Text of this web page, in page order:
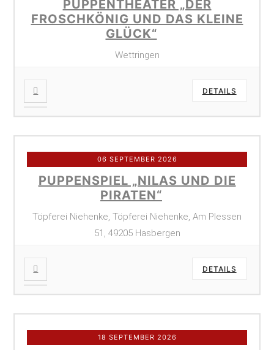
PUPPENTHEATER „DER
FROSCHKÖNIG UND DAS KLEINE
GLÜCK“
Wettringen
DETAILS
06 SEPTEMBER 2026
PUPPENSPIEL „NILAS UND DIE
PIRATEN“
Töpferei Niehenke, Töpferei Niehenke, Am Plessen
51, 49205 Hasbergen
DETAILS
18 SEPTEMBER 2026